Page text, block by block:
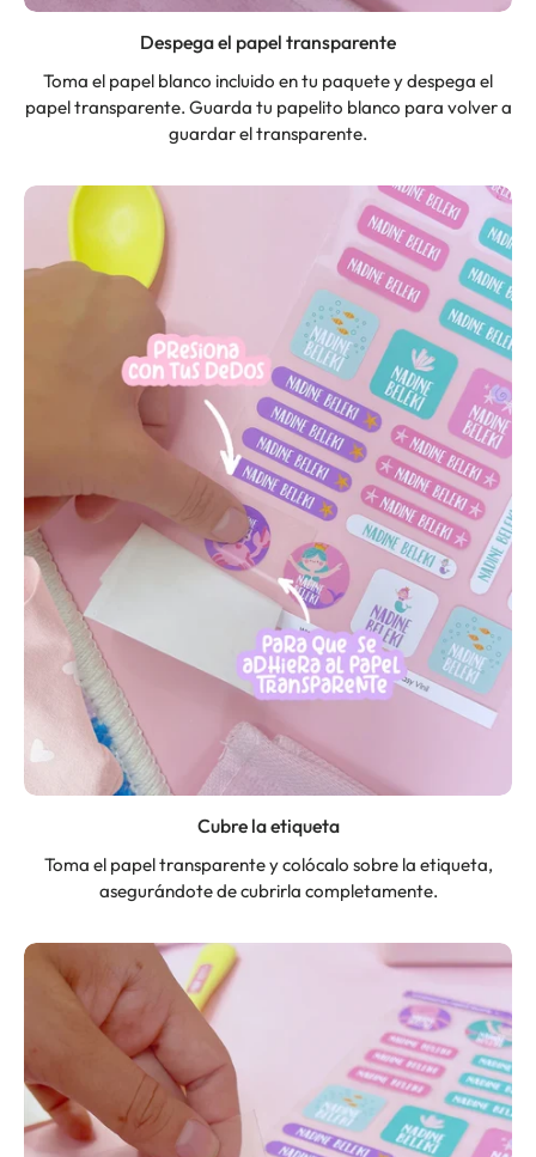
Despega el papel transparente
Toma el papel blanco incluido en tu paquete y despega el
papel transparente. Guarda tu papelito blanco para volver a
guardar el transparente.
Cubre la etiqueta
Toma el papel transparente y colócalo sobre la etiqueta,
asegurándote de cubrirla completamente.